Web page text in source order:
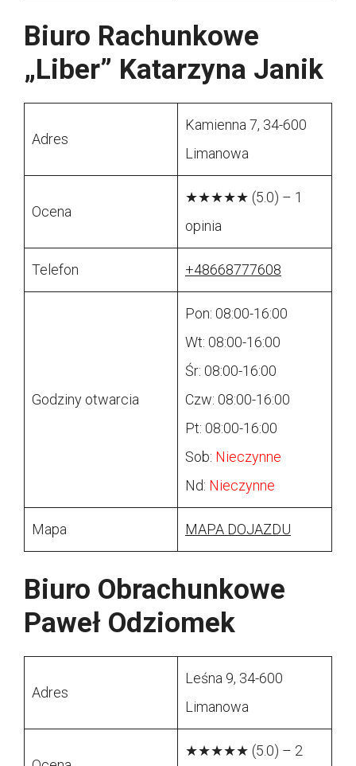
Biuro Rachunkowe
„Liber” Katarzyna Janik
Adres
Kamienna 7, 34-600
Limanowa
Ocena
★★★★★ (5.0) – 1
opinia
Telefon +48668777608
Godziny otwarcia
Pon: 08:00-16:00
Wt: 08:00-16:00
Śr: 08:00-16:00
Czw: 08:00-16:00
Pt: 08:00-16:00
Sob: Nieczynne
Nd: Nieczynne
Mapa MAPA DOJAZDU
Biuro Obrachunkowe
Paweł Odziomek
Adres
Leśna 9, 34-600
Limanowa
★★★★★ (5.0) – 2